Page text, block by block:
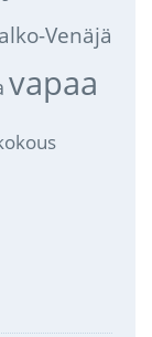
Venäjä
vapaa